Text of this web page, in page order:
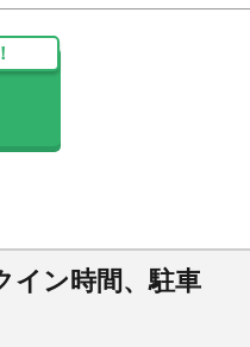
イン時間、駐車